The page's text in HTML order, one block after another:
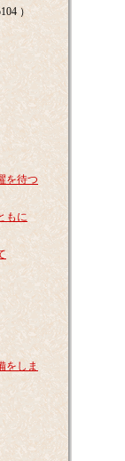
）
を待つ
もに
をしま